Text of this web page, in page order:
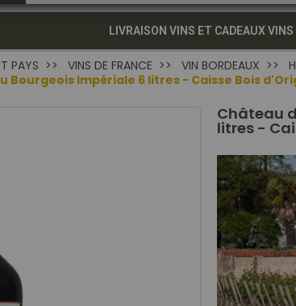
LIVRAISON VINS ET CADEAUX VINS
PAYS VINS DE FRANCE VIN BORDEAUX
Bourgeois Impériale 6 litres - Caisse Bois
Château
litres -